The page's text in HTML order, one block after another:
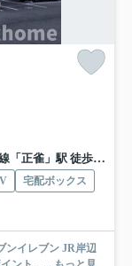
正雀」駅 徒歩15分
宅配ボックス
ンイレブン JR岸辺